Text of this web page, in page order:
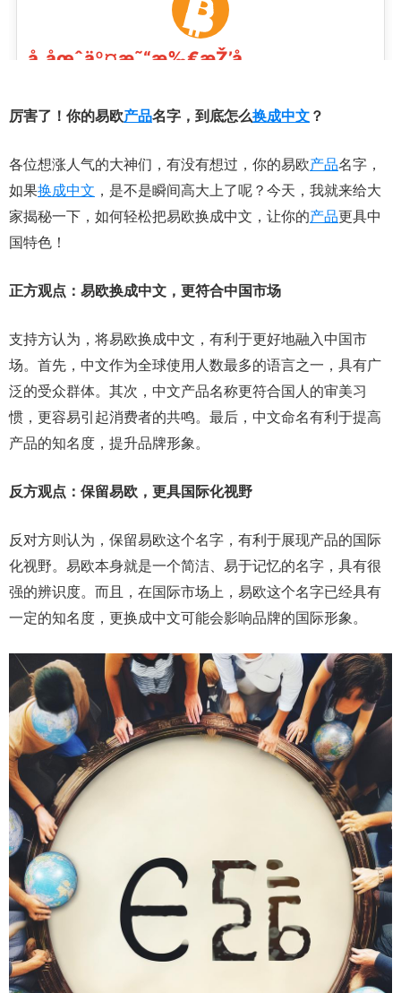
厉害了！你的易欧产品名字，到底怎么换成中文 ？
各位想涨人气的大神们，有没有想过，你的易欧产品名字，
如果换成中文 ，是不是瞬间高大上了呢？今天，我就来给大
家揭秘一下，如何轻松把易欧换成中文，让你的产品更具中
国特色！
正方观点：易欧换成中文，更符合中国市场
支持方认为，将易欧换成中文，有利于更好地融入中国市
场。首先，中文作为全球使用人数最多的语言之一，具有广
泛的受众群体。其次，中文产品名称更符合国人的审美习
惯，更容易引起消费者的共鸣。最后，中文命名有利于提高
产品的知名度，提升品牌形象。
反方观点：保留易欧，更具国际化视野
反对方则认为，保留易欧这个名字，有利于展现产品的国际
化视野。易欧本身就是一个简洁、易于记忆的名字，具有很
强的辨识度。而且，在国际市场上，易欧这个名字已经具有
一定的知名度，更换成中文可能会影响品牌的国际形象。